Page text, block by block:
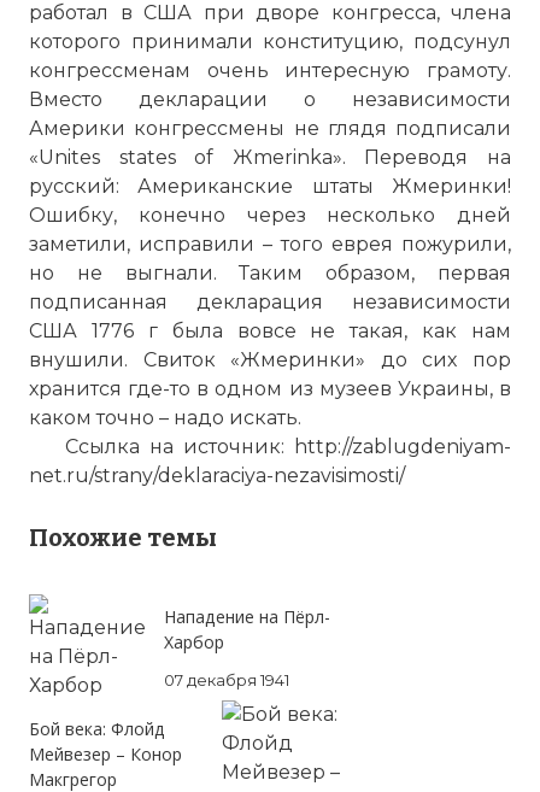
работал в США при дворе конгресса, члена
которого принимали конституцию, подсунул
конгрессменам очень интересную грамоту.
Вместо декларации о независимости
Америки конгрессмены не глядя подписали
«Unites states of Жmerinka». Переводя на
русский: Американские штаты Жмеринки!
Ошибку, конечно через несколько дней
заметили, исправили – того еврея пожурили,
но не выгнали. Таким образом, первая
подписанная декларация независимости
США 1776 г была вовсе не такая, как нам
внушили. Свиток «Жмеринки» до сих пор
хранится где-то в одном из музеев Украины, в
каком точно – надо искать.
Ссылка на источник: http://zablugdeniyam-
net.ru/strany/deklaraciya-nezavisimosti/
Похожие темы
Нападение на Пёрл-
Харбор
07 декабря 1941
Бой века: Флойд
Мейвезер – Конор
Макгрегор
☓